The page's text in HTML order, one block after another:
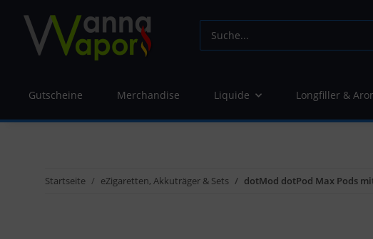
Gutscheine Merchandise Liquide Longfiller &
Startseite eZigaretten, Akkuträger & Sets dotMod dotPod Max Pods